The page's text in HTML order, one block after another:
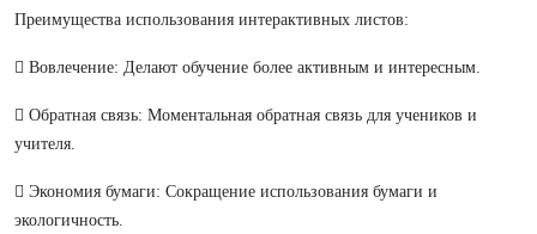
Преимущества использования интерактивных листов:
 Вовлечение: Делают обучение более активным и интересным.
 Обратная связь: Моментальная обратная связь для учеников и
учителя.
 Экономия бумаги: Сокращение использования бумаги и
экологичность.